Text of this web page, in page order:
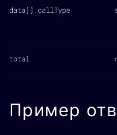
data[].callType
total
Пример